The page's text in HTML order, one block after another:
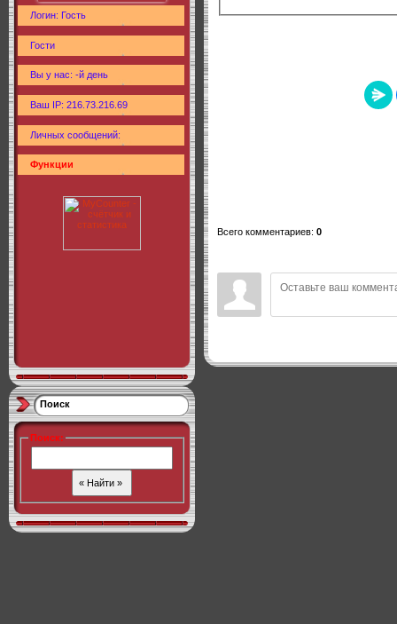
Логин: Гость
Гости
Вы у нас: -й день
Ваш IP: 216.73.216.69
Личных сообщений:
Функции
Поиск
Поиск:
Всего комментариев: 0